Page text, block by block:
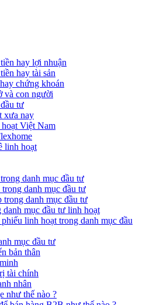
hay lợi nhuận
hay tài sản
chứng khoán
và con người
tư
xưa nay
Việt Nam
linh hoạt
danh mục đầu tư
danh mục đầu tư
trong danh mục đầu tư
danh mục đầu tư linh hoạt
linh hoạt trong danh mục đầu
mục đầu tư
bản thân
tài chính
nhân
như thế nào ?